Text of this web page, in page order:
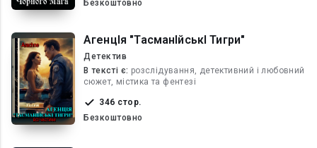
Безкоштовно
АгенцІя "ТасманІйськІ Тигри"
Детектив
В текcті є: розслідування, детективний і любовний
сюжет, містика та фентезі
346 стор.
Безкоштовно